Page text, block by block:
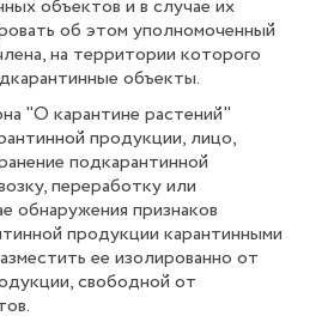
объектов и в случае их
об этом уполномоченный
на территории которого
объекты.
"О карантине растений"
продукции, лицо,
подкарантинной
переработку или
обнаружения признаков
продукции карантинными
ее изолированно от
свободной от